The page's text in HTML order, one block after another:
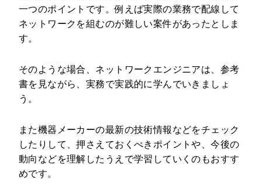
一つのポイントです。例えば実際の業務で配線して
ネットワークを組むのが難しい案件があったとしま
す。
そのような場合、ネットワークエンジニアは、参考
書を見ながら、実務で実践的に学んでいきましょ
う。
また機器メーカーの最新の技術情報などをチェック
したりして、押さえておくべきポイントや、今後の
動向などを理解したうえで学習していくのもおすす
めです。